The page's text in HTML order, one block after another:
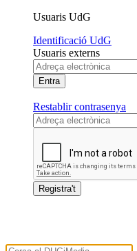
Usuaris UdG
Identificació UdG
Usuaris externs
Restablir contrasenya